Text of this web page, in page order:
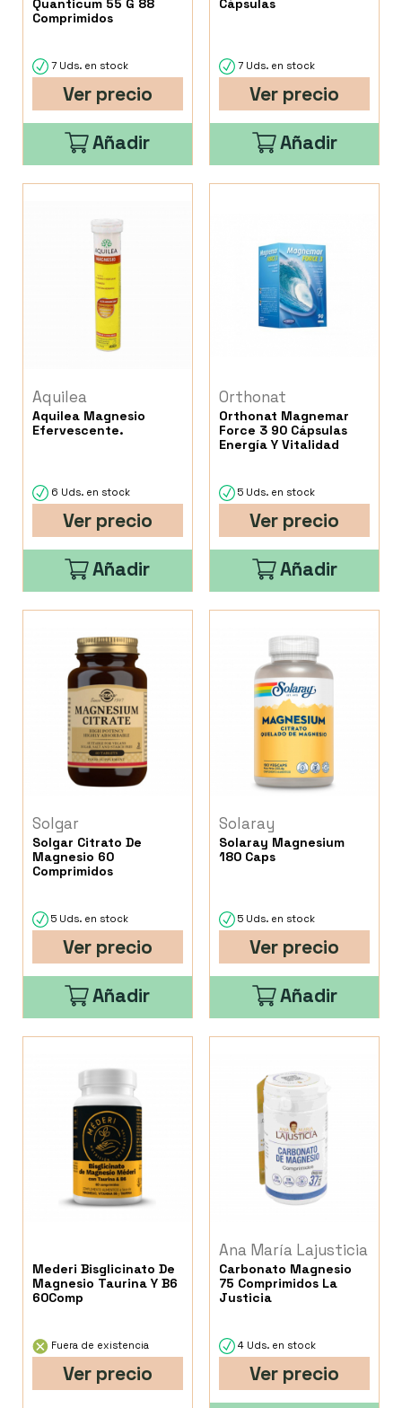
Quanticum 55 G 88
Comprimidos
7 Uds. en stock
Ver precio
Añadir
Cápsulas
7 Uds. en stock
Ver precio
Añadir
Aquilea
Aquilea Magnesio
Efervescente.
6 Uds. en stock
Ver precio
Añadir
Orthonat
Orthonat Magnemar
Force 3 90 Cápsulas
Energía Y Vitalidad
5 Uds. en stock
Ver precio
Añadir
Solgar
Solgar Citrato De
Magnesio 60
Comprimidos
5 Uds. en stock
Ver precio
Añadir
Solaray
Solaray Magnesium
180 Caps
5 Uds. en stock
Ver precio
Añadir
Mederi Bisglicinato De
Magnesio Taurina Y B6
60Comp
Fuera de existencia
Ver precio
Ana María Lajusticia
Carbonato Magnesio
75 Comprimidos La
Justicia
4 Uds. en stock
Ver precio